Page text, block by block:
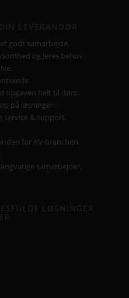
godt samarbejde.
og Jeres behov.
opgaven helt til dørs.
på løsningen.
service & support.
for AV-branchen.
samarbejder.